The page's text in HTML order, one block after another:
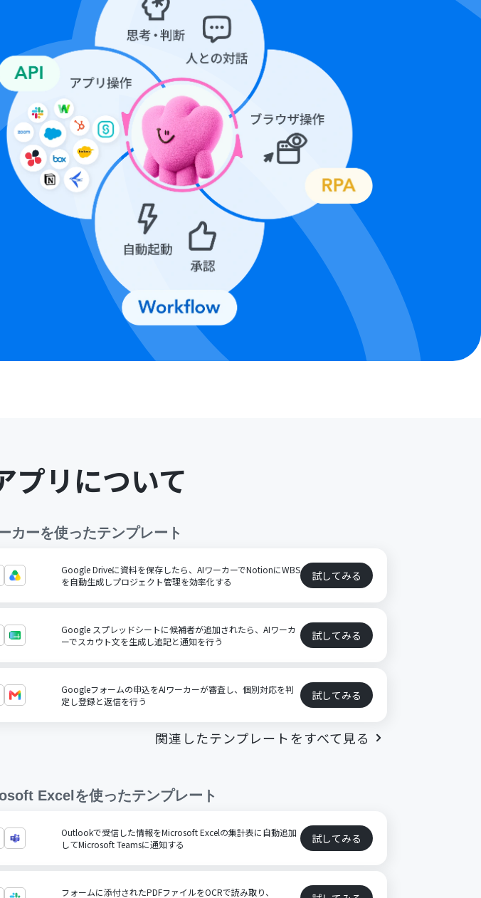
プリについて
カーを使ったテンプレート
Google Driveに資料を保存したら、AIワーカーでNotionにWBS
を自動生成しプロジェクト管理を効率化する
試してみる
Google スプレッドシートに候補者が追加されたら、AIワーカ
ーでスカウト文を生成し追記と通知を行う
試してみる
Googleフォームの申込をAIワーカーが審査し、個別対応を判
定し登録と返信を行う
試してみる
関連したテンプレートをすべて見る
Excel を使ったテンプレート
Outlookで受信した情報をMicrosoft Excelの集計表に自動追加
してMicrosoft Teamsに通知する
試してみる
フォームに添付されたPDFファイルをOCRで読み取り、